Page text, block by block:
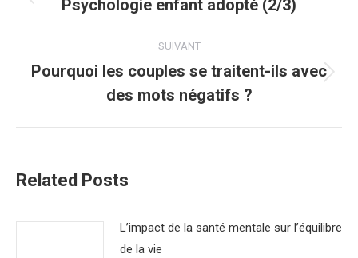
:
Psychologie enfant adopté (2/3)
SUIVANT
Article
suivant
:
Pourquoi les couples se traitent-ils avec
des mots négatifs ?
Related Posts
L’impact de la santé mentale sur l’équilibre
de la vie